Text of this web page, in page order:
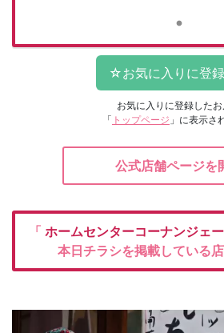
お気に入りに登録したお
「 トップページ 」に表示さ
公式店舗ページを
「 ホームセンターコーナンジェ
本日チラシを掲載している